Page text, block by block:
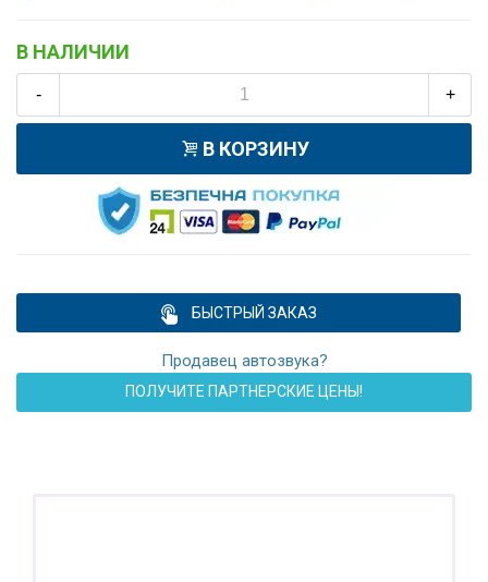
В НАЛИЧИИ
- +
В КОРЗИНУ
БЫСТРЫЙ ЗАКАЗ
Продавец автозвука?
ПОЛУЧИТЕ ПАРТНЕРСКИЕ ЦЕНЫ!